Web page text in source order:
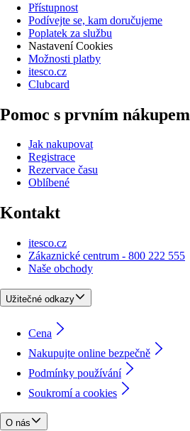
Přístupnost
Podívejte se, kam doručujeme
Poplatek za službu
Nastavení Cookies
Možnosti platby
itesco.cz
Clubcard
Pomoc s prvním nákupem
Jak nakupovat
Registrace
Rezervace času
Oblíbené
Kontakt
itesco.cz
Zákaznické centrum - 800 222 555
Naše obchody
Užitečné odkazy
Cena
Nakupujte online bezpečně
Podmínky používání
Soukromí a cookies
O nás